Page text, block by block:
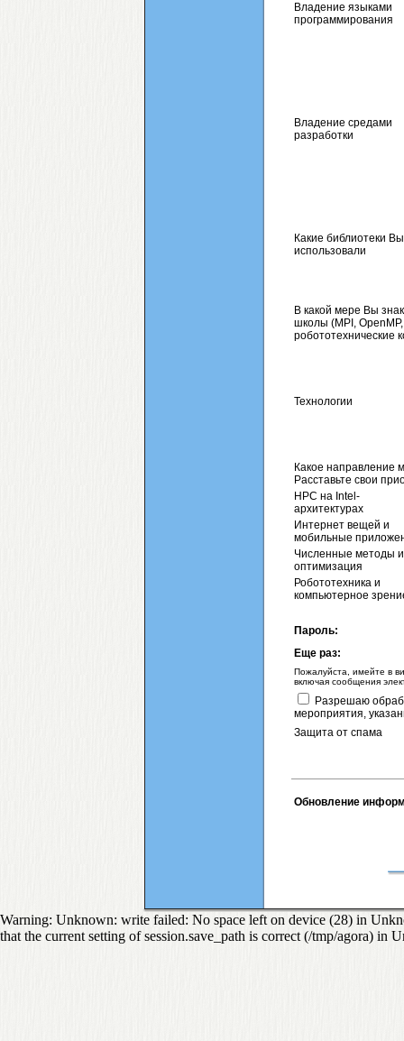
Владение языками
программирования
Владение средами
разработки
Какие библиотеки Вы
использовали
В какой мере Вы
школы (MPI,
робототехнические
Технологии
Какое направление
Расставьте свои
HPC на Intel-
архитектурах
Интернет вещей и
мобильные
Численные методы и
оптимизация
Робототехника и
компьютерное
Пароль:
Еще раз:
Пожалуйста, имейте в
включая сообщения
Разрешаю
мероприятия,
Защита от спама
Обновление
Warning: Unknown: write failed: No space left on device (28) in
that the current setting of session.save_path is correct (/tmp/agora) in